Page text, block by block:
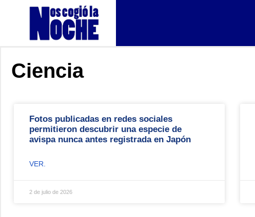
Ciencia
Fotos publicadas en redes sociales
permitieron descubrir una especie de
avispa nunca antes registrada en Japón
VER.
2 de julio de 2026